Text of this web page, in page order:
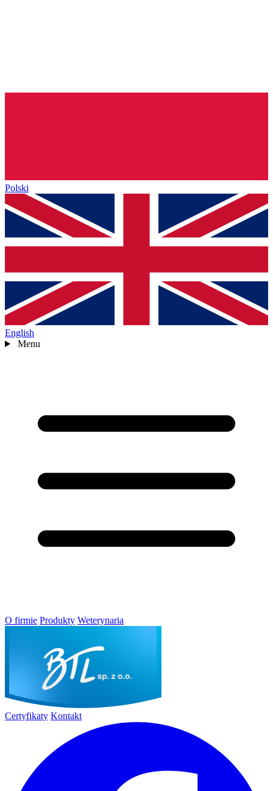
Polski
English
Menu
O firmie Produkty Weterynaria
Certyfikaty Kontakt